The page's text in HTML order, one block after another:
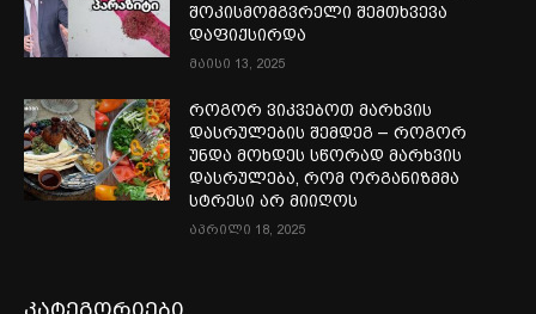
შოკისმომგვრელი შემთხვევა
დაფიქსირდა
მაისი 13, 2025
როგორ ვიკვებოთ მარხვის
დასრულების შემდეგ – როგორ
უნდა მოხდეს სწორად მარხვის
დასრულება, რომ ორგანიზმმა
სტრესი არ მიიღოს
აპრილი 18, 2025